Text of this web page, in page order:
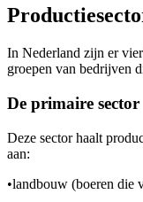
In Nederland zijn er
groepen van bedrijven
De primaire sector
Deze sector haalt
aan:
•landbouw (boeren die